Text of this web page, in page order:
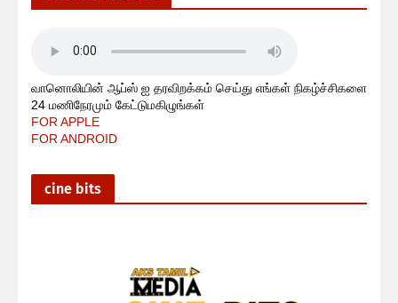
வானொலியின் ஆப்ஸ் ஐ தரவிறக்கம் செய்து எங்கள் நிகழ்ச்சிகளை
24 மணிநேரமும் கேட்டுமகிழுங்கள்
FOR APPLE
FOR ANDROID
cine bits